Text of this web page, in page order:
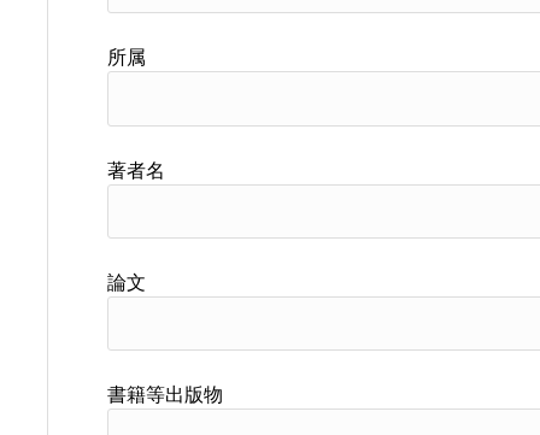
所属
著者名
論文
書籍等出版物